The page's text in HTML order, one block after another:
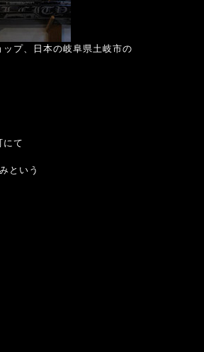
プ、日本の岐阜県土岐市の
にて
という